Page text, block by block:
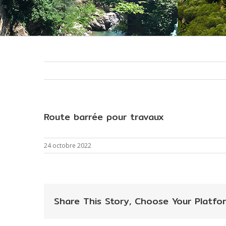
Route barrée pour travaux
24 octobre 2022
Share This Story, Choose Your